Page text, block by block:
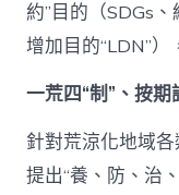
約”目的（SDGs
增加目的“LDN”
一荒四“制”、按期
針對荒涼化地域
提出“養、防、治